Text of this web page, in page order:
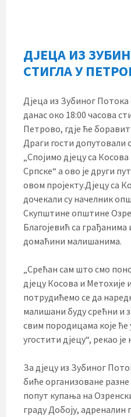
ДЈЕЦА ИЗ
СТИГЛА У
Дјеца из Зубиног Потока
данас око 18:00 часова
Петрово, гдје ће
Драги гости допутовали
„Спојимо дјецу са
Српске“ а ово је други
овом пројекту.Дјецу са
дочекали су начелник
Скупштине општине
Благојевић са грађанима
домаћини малишанима.
„Срећан сам што смо
дјецу Косова и Метохије
потрудићемо се да
малишани буду срећни и
свим породицама које
угостити дјецу“, рекао
За дјецу из Зубиног
биће организоване
попут купања на
граду Добоју, адреналин